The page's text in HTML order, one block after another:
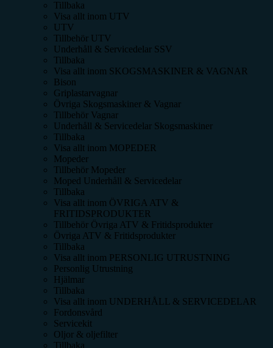
Tillbaka
Visa allt inom UTV
UTV
Tillbehör UTV
Underhåll & Servicedelar SSV
Tillbaka
Visa allt inom SKOGSMASKINER & VAGNAR
Bison
Griplastarvagnar
Övriga Skogsmaskiner & Vagnar
Tillbehör Vagnar
Underhåll & Servicedelar Skogsmaskiner
Tillbaka
Visa allt inom MOPEDER
Mopeder
Tillbehör Mopeder
Moped Underhåll & Servicedelar
Tillbaka
Visa allt inom ÖVRIGA ATV &
FRITIDSPRODUKTER
Tillbehör Övriga ATV & Fritidsprodukter
Övriga ATV & Fritidsprodukter
Tillbaka
Visa allt inom PERSONLIG UTRUSTNING
Personlig Utrustning
Hjälmar
Tillbaka
Visa allt inom UNDERHÅLL & SERVICEDELAR
Fordonsvård
Servicekit
Oljor & oljefilter
Tillbaka